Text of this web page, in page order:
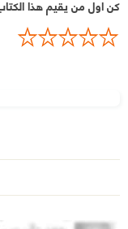
كن اول من يقيم هذا